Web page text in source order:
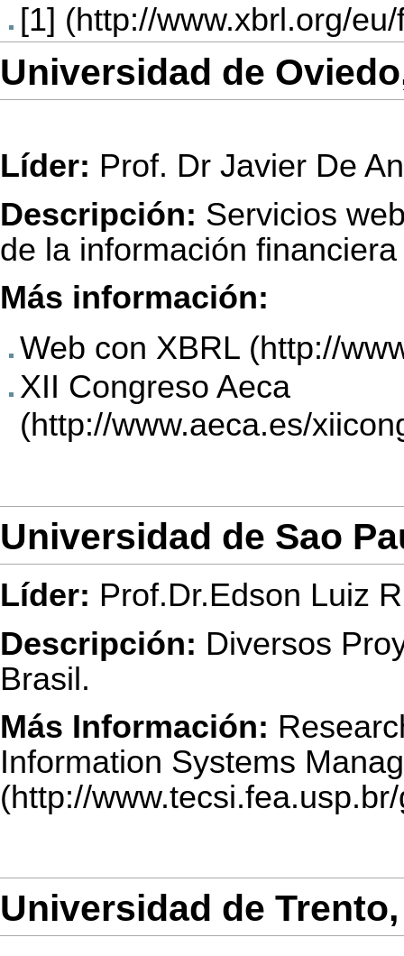
[1]
Universidad de
Líder: Prof. Dr Javier De
Descripción: Servicios
de la información
Más información:
Web con XBRL
XII Congreso Aeca
Universidad de Sao
Líder: Prof.Dr.Edson Luiz
Descripción: Diversos
Brasil.
Más Información:
Information Systems
Universidad de